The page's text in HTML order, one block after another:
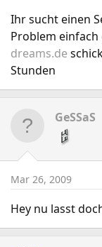
Ihr sucht einen
Problem einfach
dreams.de
Stunden
GeSSaS
Mar 26, 2009
Hey nu lasst